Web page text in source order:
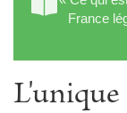
France
L'unique